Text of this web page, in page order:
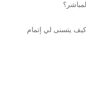
كيف يتسنى لي إتمام